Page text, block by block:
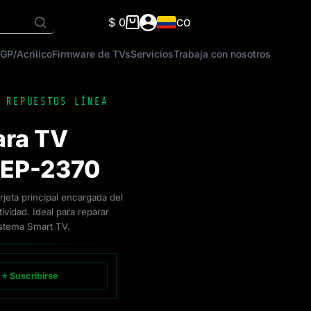
Carro
compra
$ 0 CO
AcrilicoFirmware de TVsServiciosTrabaja con nosotros
REPUESTOS LÍNEA
TV
2370
principal encargada del
Ideal para reparar
Smart TV.
⭐ Suscribirse